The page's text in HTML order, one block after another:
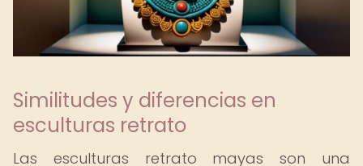
Similitudes y diferencias en
esculturas retrato
Las esculturas retrato mayas son una